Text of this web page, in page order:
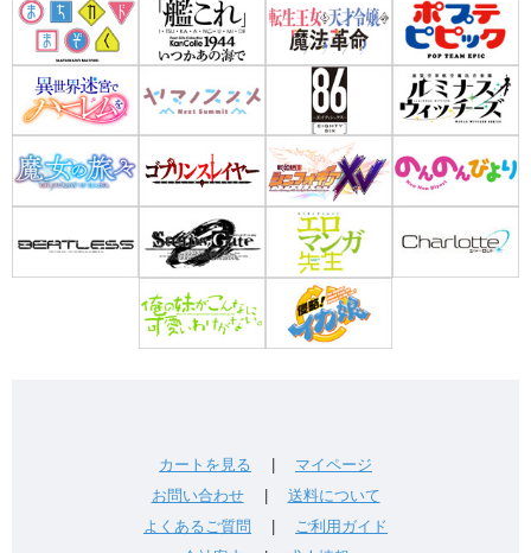
カートを見る
マイページ
お問い合わせ| 送料について
よくあるご質問
ご利用ガイド